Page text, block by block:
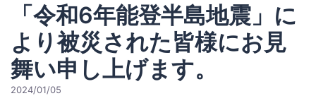
ー
「令和6年能登半島地震」に
より被災された皆様にお見
舞い申し上げます。
2024/01/05